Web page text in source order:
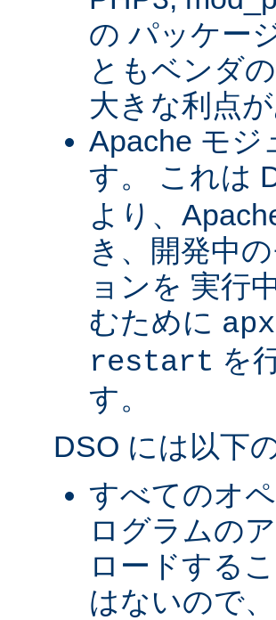
の パッケー
ともベンダ
大きな利点
Apache モジ
す。 これは
より、
き、開発中
ョンを 実行
むために
restart を
す。
DSO には以下
すべてのオ
ログラムの
ロードする
はないので